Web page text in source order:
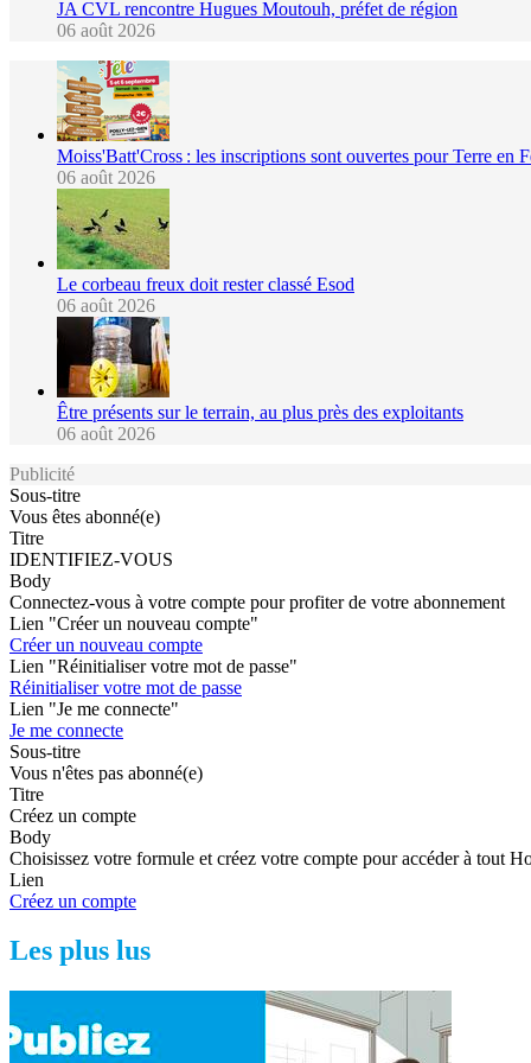
JA CVL rencontre Hugues Moutouh, préfet de région
06 août 2026
Moiss'Batt'Cross : les inscriptions sont ouvertes pour Terre en
06 août 2026
Le corbeau freux doit rester classé Esod
06 août 2026
Être présents sur le terrain, au plus près des exploitants
06 août 2026
Publicité
Sous-titre
Vous êtes abonné(e)
Titre
IDENTIFIEZ-VOUS
Body
Connectez-vous à votre compte pour profiter de votre abonnement
Lien "Créer un nouveau compte"
Créer un nouveau compte
Lien "Réinitialiser votre mot de passe"
Réinitialiser votre mot de passe
Lien "Je me connecte"
Je me connecte
Sous-titre
Vous n'êtes pas abonné(e)
Titre
Créez un compte
Body
Choisissez votre formule et créez votre compte pour accéder à tout
Lien
Créez un compte
Les plus lus